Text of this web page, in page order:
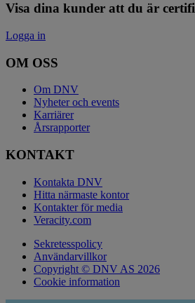
Visa dina kunder att du är
Logga in
OM OSS
Om DNV
Nyheter och events
Karriärer
Årsrapporter
KONTAKT
Kontakta DNV
Hitta närmaste kontor
Kontakter för media
Veracity.com
Sekretesspolicy
Användarvillkor
Copyright © DNV AS 2026
Cookie information